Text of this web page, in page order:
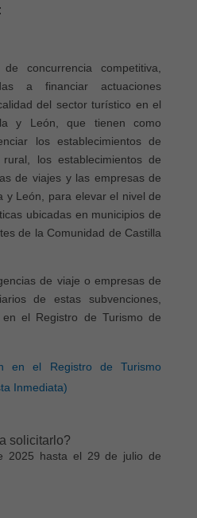
concurrencia competitiva,
a financiar actuaciones
del sector turístico en el
y León, que tienen como
los establecimientos de
los establecimientos de
de viajes y las empresas de
y León, para elevar el nivel de
ubicadas en municipios de
de la Comunidad de Castilla
de viaje o empresas de
de estas subvenciones,
el Registro de Turismo de
en el Registro de Turismo
Inmediata)
solicitarlo?
2025 hasta el 29 de julio de